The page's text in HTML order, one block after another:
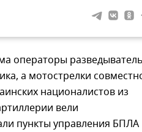
операторы
а мотострелки
националистов из
вели
пункты управления БПЛА